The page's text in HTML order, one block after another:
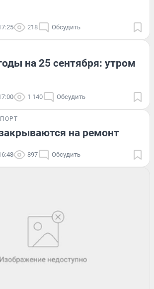
218 Обсудить
на 25 сентября: утром
1 140 Обсудить
на ремонт
897 Обсудить